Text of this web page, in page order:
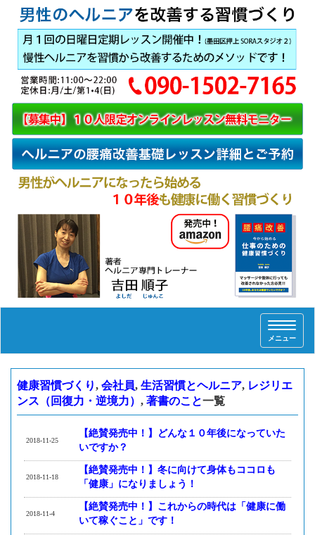
T
o
g
g
l
n
a
i
t
メニュー
健康習慣づくり, 会社員, 生活習慣とヘルニア, レジリエ
ンス（回復力・逆境力） , 著書のこと一覧
2018-11-25
【絶賛発売中！】どんな１０年後になっていた
いですか？
2018-11-18
【絶賛発売中！】冬に向けて身体もココロも
「健康」になりましょう！
2018-11-4
【絶賛発売中！】これからの時代は「健康に働
いて稼ぐこと」です！